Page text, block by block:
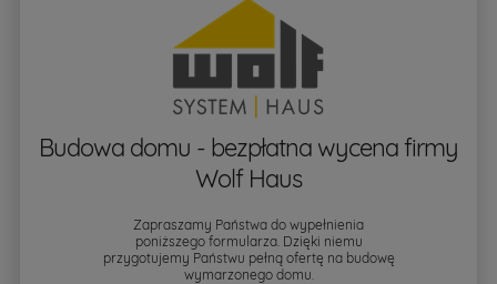
Budowa domu - bezpłatna wycena firmy
Wolf Haus
Zapraszamy Państwa do wypełnienia
poniższego formularza. Dzięki niemu
przygotujemy Państwu pełną ofertę na budowę
wymarzonego domu.